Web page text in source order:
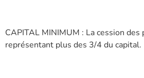
CAPITAL MINIMUM : La cession
représentant plus des 3/4 du capital.